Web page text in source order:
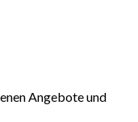
Angebote und